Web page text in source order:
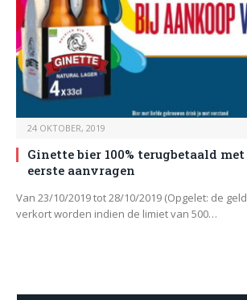
24 OKTOBER, 2019
Ginette bier 100% terugbetaald
eerste aanvragen
Van 23/10/2019 tot 28/10/2019 (Opgelet: de
verkort worden indien de limiet van 500…